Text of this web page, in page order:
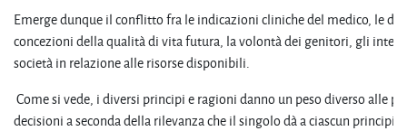
Emerge dunque il conflitto fra le indicazioni cliniche del medico, le
concezioni della qualità di vita futura, la volontà dei genitori, gli
società in relazione alle risorse disponibili.
Come si vede, i diversi principi e ragioni danno un peso diverso alle
decisioni a seconda della rilevanza che il singolo dà a ciascun principio